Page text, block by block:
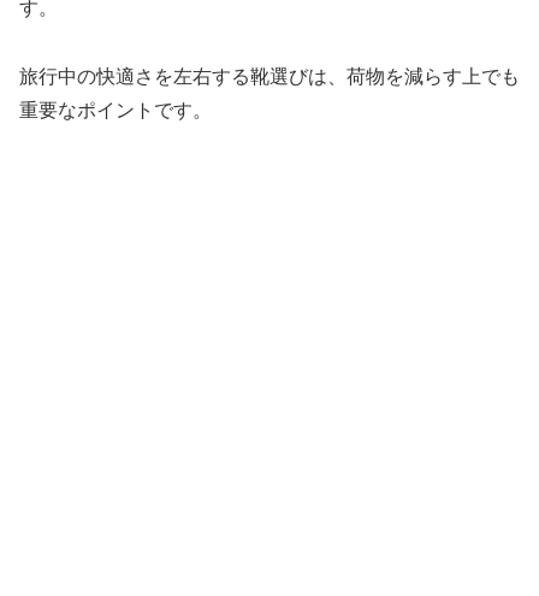
す。
旅行中の快適さを左右する靴選びは、荷物を減らす上でも
重要なポイントです。